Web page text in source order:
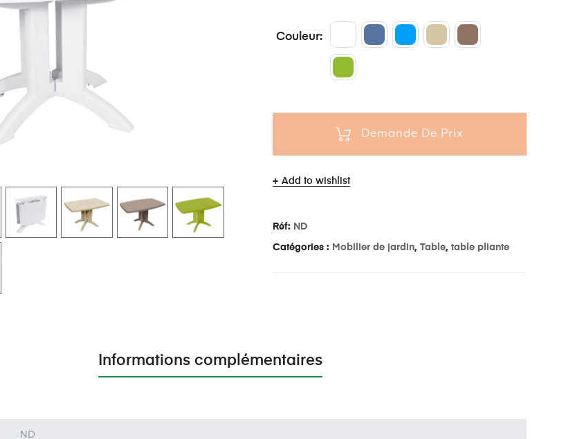
Couleur
Demande De Prix
Add to wishlist
Réf: ND
Catégories : Mobilier de jardin, Table, table pliante
Informations complémentaires
ND